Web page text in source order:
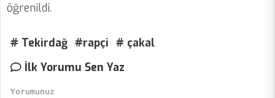
öğrenildi.
# Tekirdağ #rapçi # çakal
İlk Yorumu Sen Yaz